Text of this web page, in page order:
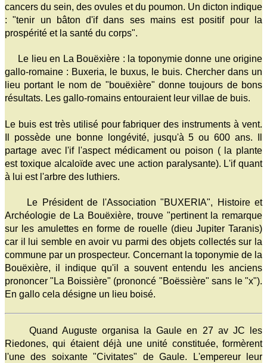
cancers du sein, des ovules et du poumon. Un dicton indique
: "tenir un bâton d'if dans ses mains est positif pour la
prospérité et la santé du corps".
Le lieu en La Bouëxière : la toponymie donne une origine
gallo-romaine : Buxeria, le buxus, le buis. Chercher dans un
lieu portant le nom de "bouëxière" donne toujours de bons
résultats. Les gallo-romains entouraient leur villae de buis.
Le buis est très utilisé pour fabriquer des instruments à vent.
Il possède une bonne longévité, jusqu'à 5 ou 600 ans. Il
partage avec l'if l'aspect médicament ou poison ( la plante
est toxique alcaloïde avec une action paralysante). L'if quant
à lui est l'arbre des luthiers.
Le Président de l'Association "BUXERIA", Histoire et
Archéologie de La Bouëxière, trouve "pertinent la remarque
sur les amulettes en forme de rouelle (dieu Jupiter Taranis)
car il lui semble en avoir vu parmi des objets collectés sur la
commune par un prospecteur. Concernant la toponymie de la
Bouëxière, il indique qu'il a souvent entendu les anciens
prononcer "La Boissière" (prononcé "Boëssière" sans le "x").
En gallo cela désigne un lieu boisé.
Quand Auguste organisa la Gaule en 27 av JC les
Riedones, qui étaient déjà une unité constituée, formèrent
l'une des soixante "Civitates" de Gaule. L'empereur leur